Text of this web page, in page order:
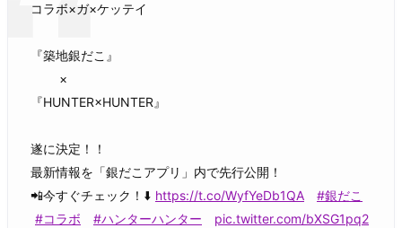
コラボ×ガ×ケッテイ
『築地銀だこ』
×
『HUNTER×HUNTER』
遂に決定！！
最新情報を「銀だこアプリ」内で先行公開！
📲今すぐチェック！⬇️ https://t.co/WyfYeDb1QA
#銀だこ
#コラボ
#ハンターハンター
pic.twitter.com/bXSG1pq2